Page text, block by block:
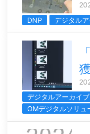
DNP
デジタル
デジタルアーカイブ
OMデジタルソリュ